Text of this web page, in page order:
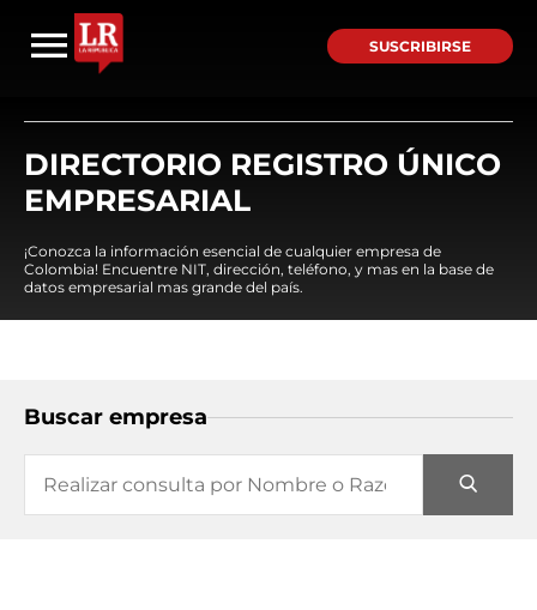
SUSCRIBIRSE
DIRECTORIO REGISTRO ÚNICO
EMPRESARIAL
¡Conozca la información esencial de cualquier empresa de
Colombia! Encuentre NIT, dirección, teléfono, y mas en la base de
datos empresarial mas grande del país.
Buscar empresa